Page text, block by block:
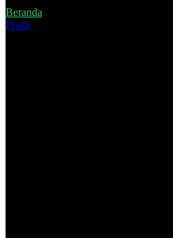
Beranda
Profil